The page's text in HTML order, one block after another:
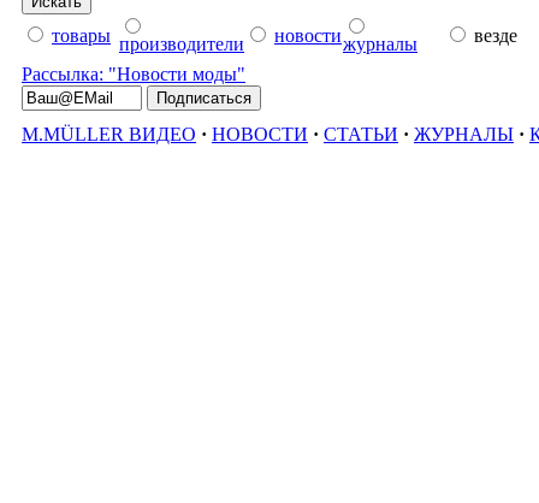
товары производители новостижурналы
везде
Рассылка: "Новости моды"
M.MÜLLER ВИДЕО · НОВОСТИ · СТАТЬИ · ЖУРНАЛЫ ·